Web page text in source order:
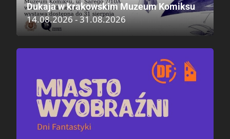
Dukaja w krakowskim Muzeum Komiksu
14.08.2026 - 31.08.2026